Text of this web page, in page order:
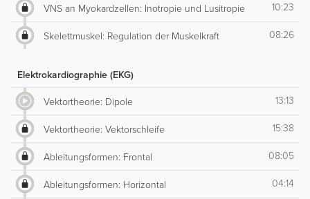
VNS an Myokardzellen: Inotropie und Lusitropie 10:23
Skelettmuskel: Regulation der Muskelkraft 08:26
Elektrokardiographie (EKG)
Vektortheorie: Dipole 13:13
Vektortheorie: Vektorschleife 15:38
Ableitungsformen: Frontal 08:05
Ableitungsformen: Horizontal 04:14